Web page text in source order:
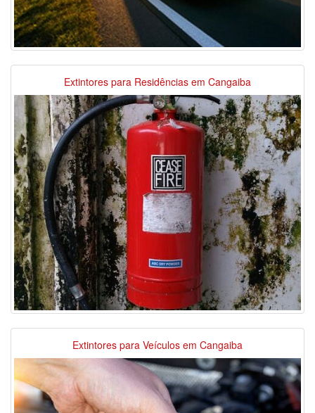
Extintores para Residências em Cangaiba
Extintores para Veículos em Cangaiba